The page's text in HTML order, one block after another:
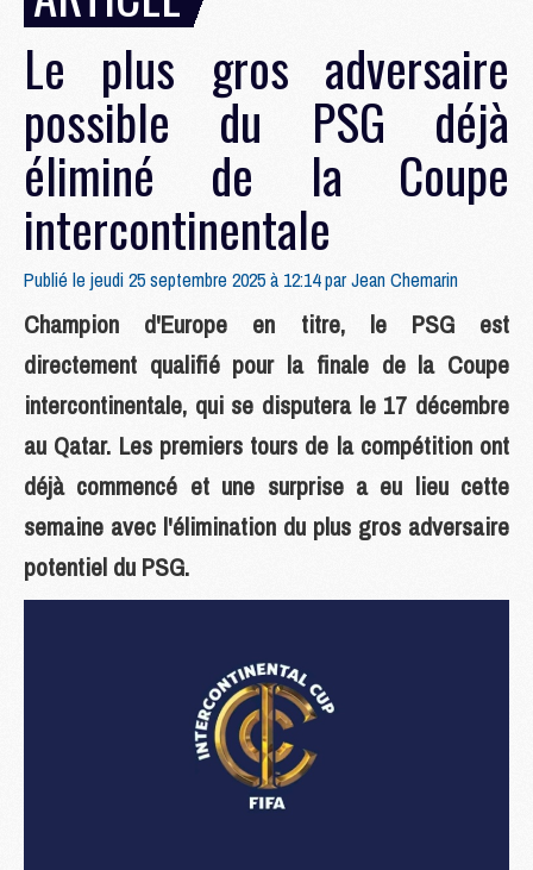
Le plus gros adversaire
possible du PSG déjà
éliminé de la Coupe
intercontinentale
Publié le jeudi 25 septembre 2025 à 12:14 parJean Chemarin
Champion d'Europe en titre, le PSG est
directement qualifié pour la finale de la Coupe
intercontinentale, qui se disputera le 17 décembre
au Qatar. Les premiers tours de la compétition ont
déjà commencé et une surprise a eu lieu cette
semaine avec l'élimination du plus gros adversaire
potentiel du PSG.